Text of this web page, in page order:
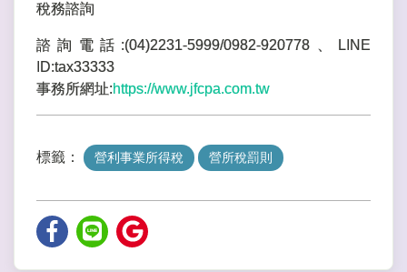
稅務諮詢
諮詢電話:(04)2231-5999/0982-920778、LINE
ID:tax33333
事務所網址:https://www.jfcpa.com.tw
標籤： 營利事業所得稅 營所稅罰則